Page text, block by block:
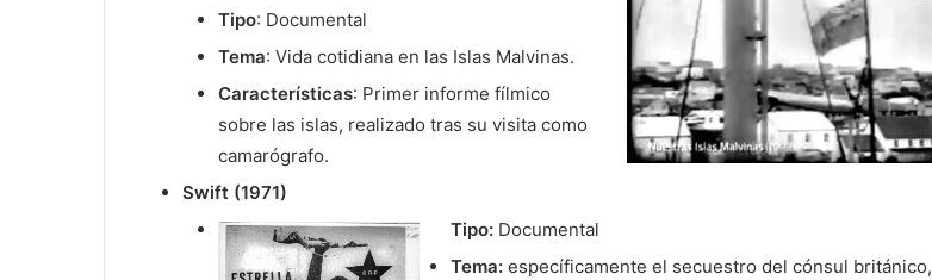
Tipo: Documental
Tema: Vida cotidiana en las Islas Malvinas.
Características: Primer informe fílmico
sobre las islas, realizado tras su visita como
camarógrafo.
Swift (1971)
Tipo: Documental
Tema: específicamente el secuestro del cónsul británico,